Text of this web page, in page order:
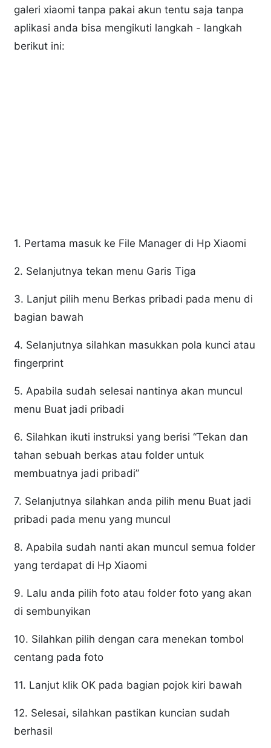
galeri xiaomi tanpa pakai akun tentu saja tanpa
aplikasi anda bisa mengikuti langkah - langkah
berikut ini:
1. Pertama masuk ke File Manager di Hp Xiaomi
2. Selanjutnya tekan menu Garis Tiga
3. Lanjut pilih menu Berkas pribadi pada menu di
bagian bawah
4. Selanjutnya silahkan masukkan pola kunci atau
fingerprint
5. Apabila sudah selesai nantinya akan muncul
menu Buat jadi pribadi
6. Silahkan ikuti instruksi yang berisi “Tekan dan
tahan sebuah berkas atau folder untuk
membuatnya jadi pribadi”
7. Selanjutnya silahkan anda pilih menu Buat jadi
pribadi pada menu yang muncul
8. Apabila sudah nanti akan muncul semua folder
yang terdapat di Hp Xiaomi
9. Lalu anda pilih foto atau folder foto yang akan
di sembunyikan
10. Silahkan pilih dengan cara menekan tombol
centang pada foto
11. Lanjut klik OK pada bagian pojok kiri bawah
12. Selesai, silahkan pastikan kuncian sudah
berhasil